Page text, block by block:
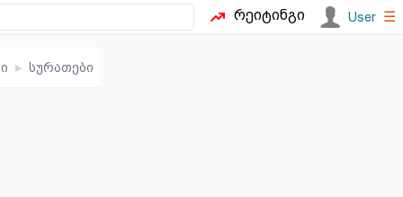
რეიტინგი User ☰
▸ სურათები